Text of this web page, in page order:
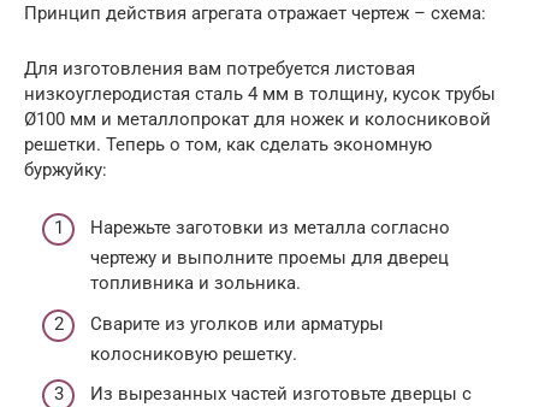
Принцип действия агрегата отражает чертеж – схема:
Для изготовления вам потребуется листовая
низкоуглеродистая сталь 4 мм в толщину, кусок трубы
Ø100 мм и металлопрокат для ножек и колосниковой
решетки. Теперь о том, как сделать экономную
буржуйку:
Нарежьте заготовки из металла согласно
чертежу и выполните проемы для дверец
топливника и зольника.
Сварите из уголков или арматуры
колосниковую решетку.
Из вырезанных частей изготовьте дверцы с